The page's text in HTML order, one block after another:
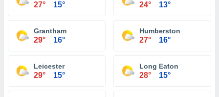
27° 15° 24° 13°
Grantham
29° 16°
Humberston
27° 16°
Leicester
29° 15°
Long Eaton
28° 15°